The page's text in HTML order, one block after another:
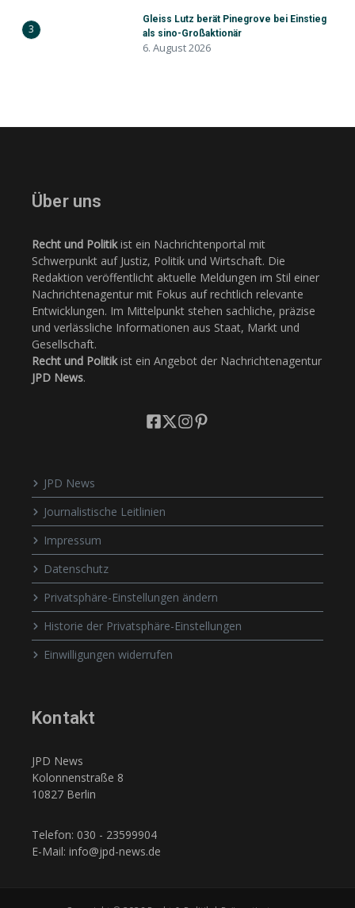
3
Gleiss Lutz berät Pinegrove bei Einstieg
als sino-Großaktionär
6. August 2026
Über uns
Recht und Politikist ein Nachrichtenportal mit
Schwerpunkt auf Justiz, Politik und Wirtschaft. Die
Redaktion veröffentlicht aktuelle Meldungen im Stil einer
Nachrichtenagentur mit Fokus auf rechtlich relevante
Entwicklungen. Im Mittelpunkt stehen sachliche, präzise
und verlässliche Informationen aus Staat, Markt und
Gesellschaft.
Recht und Politikist ein Angebot der Nachrichtenagentur
JPD News.
JPD News
Journalistische Leitlinien
Impressum
Datenschutz
Privatsphäre-Einstellungen ändern
Historie der Privatsphäre-Einstellungen
Einwilligungen widerrufen
Kontakt
JPD News
Kolonnenstraße 8
10827 Berlin
Telefon: 030 - 23599904
E-Mail: info@jpd-news.de